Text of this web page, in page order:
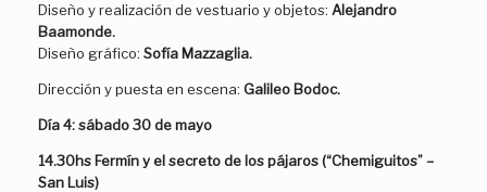
Diseño y realización de vestuario y objetos: Alejandro
Baamonde.
Diseño gráfico: Sofía Mazzaglia.
Dirección y puesta en escena: Galileo Bodoc.
Día 4:sábado 30 de mayo
14.30hs Fermín y el secreto de los pájaros (“Chemiguitos” –
San Luis)